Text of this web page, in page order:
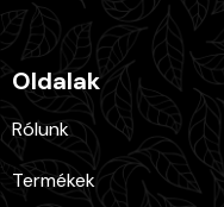
Oldalak
Rólunk
Termékek